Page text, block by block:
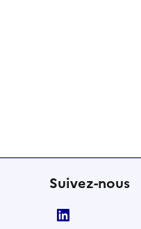
Suivez-nous